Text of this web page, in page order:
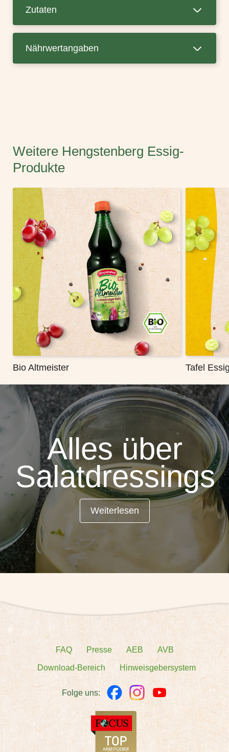
Zutaten
Nährwertangaben
Weitere Hengstenberg Essig-
Produkte
Bio Altmeister Tafel
Alles über
Salatdressings
Weiterlesen
FAQ Presse AEB AVB
Download-Bereich Hinweisgebersystem
Folge uns: